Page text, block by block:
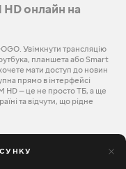
онлайн на
Увімкнути трансляцію
планшета або Smart
мати доступ до новин
прямо в інтерфейсі
HD — це не просто ТБ, а ще
та відчути, що рідне